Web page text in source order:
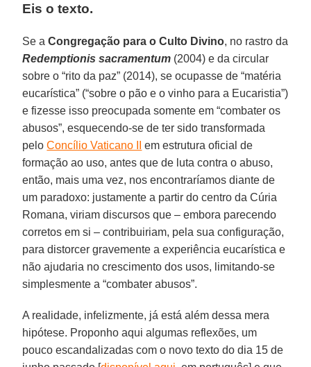
Eis o texto.
Se aCongregação para o Culto Divino, no rastro da
Redemptionis sacramentum (2004) e da circular
sobre o “rito da paz” (2014), se ocupasse de “matéria
eucarística” (“sobre o pão e o vinho para a Eucaristia”)
e fizesse isso preocupada somente em “combater os
abusos”, esquecendo-se de ter sido transformada
peloConcílio Vaticano II
em estrutura oficial de
formação ao uso, antes que de luta contra o abuso,
então, mais uma vez, nos encontraríamos diante de
um paradoxo: justamente a partir do centro da Cúria
Romana, viriam discursos que – embora parecendo
corretos em si – contribuiriam, pela sua configuração,
para distorcer gravemente a experiência eucarística e
não ajudaria no crescimento dos usos, limitando-se
simplesmente a “combater abusos”.
A realidade, infelizmente, já está além dessa mera
hipótese. Proponho aqui algumas reflexões, um
pouco escandalizadas com o novo texto do dia 15 de